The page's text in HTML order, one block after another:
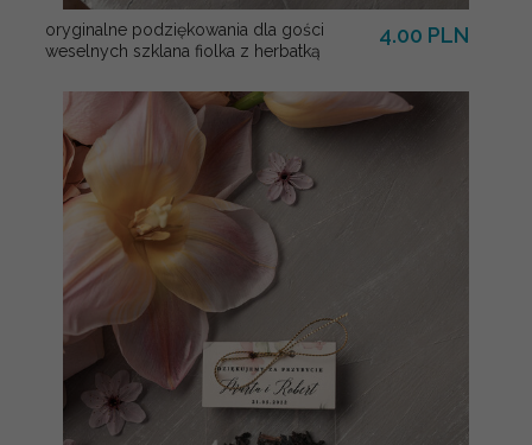
oryginalne podziękowania dla gości
weselnych szklana fiolka z herbatką
4.00 PLN